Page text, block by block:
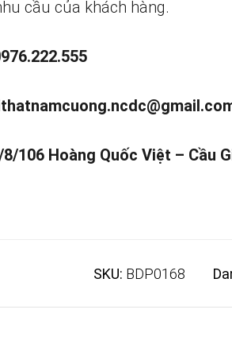
cầu của khách hàng.
106 Hoàng Quốc Việt – Cầu
SKU: BDP0168